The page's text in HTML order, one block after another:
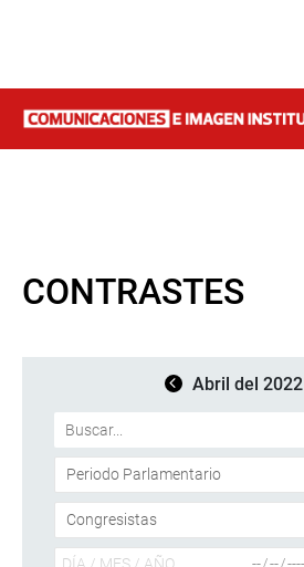
CONTRASTES
Abril del 2022